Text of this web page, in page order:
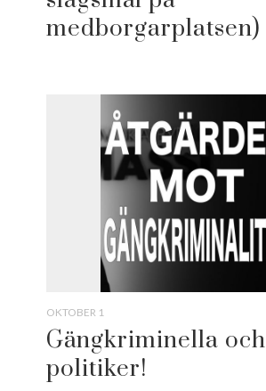
medborgarplatsen)
OKTOBER 1
Gängkriminella och
politiker!